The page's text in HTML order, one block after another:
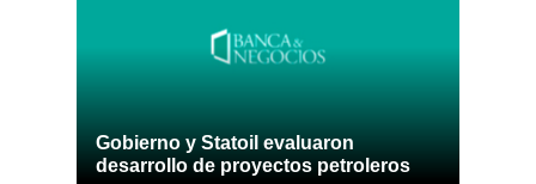
Gobierno y Statoil evaluaron
desarrollo de proyectos petroleros